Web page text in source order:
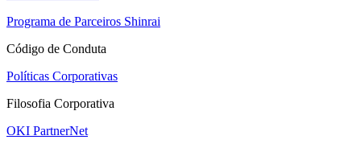
Programa de Parceiros Shinrai
Código de Conduta
Políticas Corporativas
Filosofia Corporativa
OKI PartnerNet